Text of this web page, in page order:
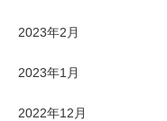
2023年2月
2023年1月
2022年12月